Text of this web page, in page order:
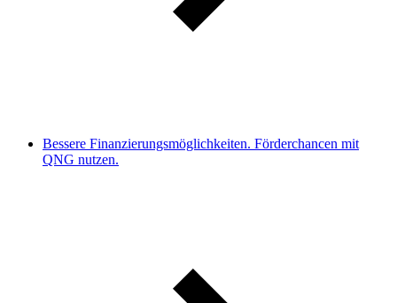
Bessere Finanzierungsmöglichkeiten. Förderchancen mit
QNG nutzen.